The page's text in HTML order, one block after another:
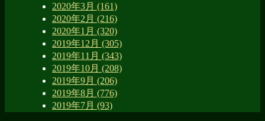
2020年3月 (161)
2020年2月 (216)
2020年1月 (320)
2019年12月 (305)
2019年11月 (343)
2019年10月 (208)
2019年9月 (206)
2019年8月 (776)
2019年7月 (93)